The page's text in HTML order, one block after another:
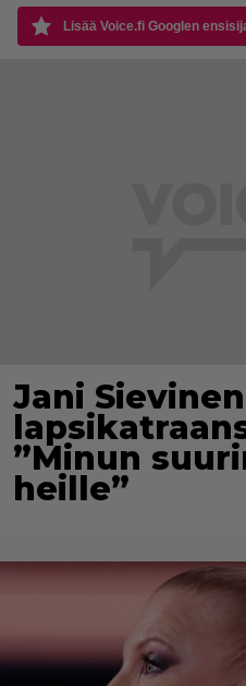
Lisää Voice.fi Googlen
Jani
”Minun
heille”